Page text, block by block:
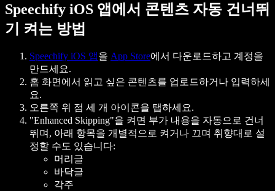
Speechify iOS 앱에서 콘텐츠 자동 건너뛰
기 켜는 방법
Speechify iOS 앱을 App Store에서 다운로드하고 계정을
만드세요.
홈 화면에서 읽고 싶은 콘텐츠를 업로드하거나 입력하세
요.
오른쪽 위 점 세 개 아이콘을 탭하세요.
"Enhanced Skipping"을 켜면 부가 내용을 자동으로 건너
뛰며, 아래 항목을 개별적으로 켜거나 끄며 취향대로 설
정할 수도 있습니다:
머리글
바닥글
각주